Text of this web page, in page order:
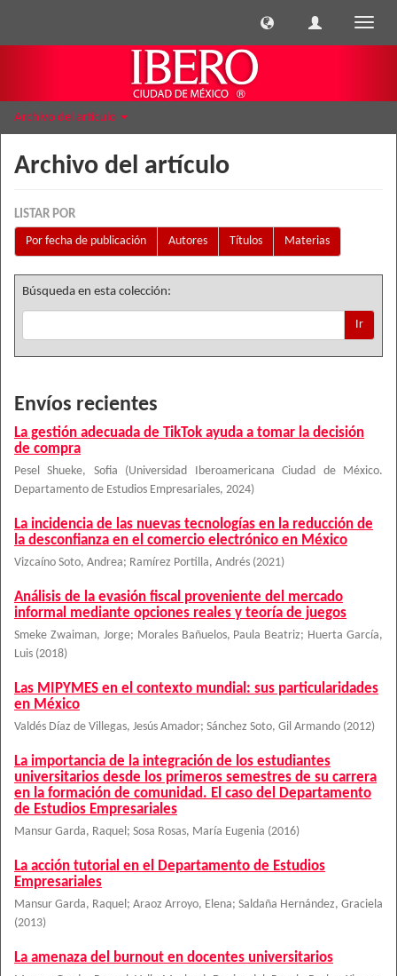
Archivo del artículo
Archivo del artículo
LISTAR POR
Por fecha de publicación
Autores Títulos Materias
Búsqueda en esta colección:
Ir
Envíos recientes
La gestión adecuada de TikTok ayuda a tomar la decisión
de compra
Pesel Shueke, Sofia (Universidad Iberoamericana Ciudad de México.
Departamento de Estudios Empresariales, 2024)
La incidencia de las nuevas tecnologías en la reducción de
la desconfianza en el comercio electrónico en México
Vizcaíno Soto, Andrea; Ramírez Portilla, Andrés (2021)
Análisis de la evasión fiscal proveniente del mercado
informal mediante opciones reales y teoría de juegos
Smeke Zwaiman, Jorge; Morales Bañuelos, Paula Beatriz; Huerta García,
Luis (2018)
Las MIPYMES en el contexto mundial: sus particularidades
en México
Valdés Díaz de Villegas, Jesús Amador; Sánchez Soto, Gil Armando (2012)
La importancia de la integración de los estudiantes
universitarios desde los primeros semestres de su carrera
en la formación de comunidad. El caso del Departamento
de Estudios Empresariales
Mansur Garda, Raquel ; Sosa Rosas, María Eugenia (2016)
La acción tutorial en el Departamento de Estudios
Empresariales
Mansur Garda, Raquel ; Araoz Arroyo, Elena; Saldaña Hernández, Graciela
(2013)
La amenaza del burnout en docentes universitarios